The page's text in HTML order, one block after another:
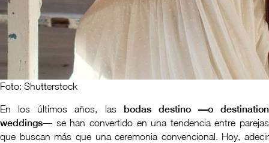
Foto: Shutterstock
En los últimos años, lasbodas destino —o destination
weddings— se han convertido en una tendencia entre parejas
que buscan más que una ceremonia convencional. Hoy, adecir